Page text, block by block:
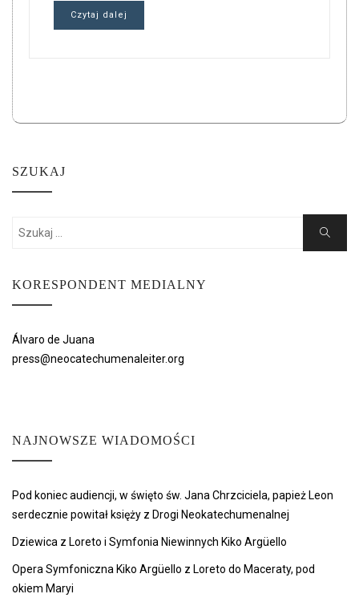
Czytaj dalej
SZUKAJ
Search
Search
KORESPONDENT MEDIALNY
Álvaro de Juana
press@neocatechumenaleiter.org
NAJNOWSZE WIADOMOŚCI
Pod koniec audiencji, w święto św. Jana Chrzciciela, papież Leon
serdecznie powitał księży z Drogi Neokatechumenalnej
Dziewica z Loreto i Symfonia Niewinnych Kiko Argüello
Opera Symfoniczna Kiko Argüello z Loreto do Maceraty, pod
okiem Maryi